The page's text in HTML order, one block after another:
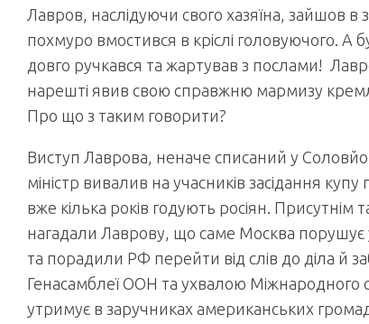
Лавров, наслідуючи свого хазяїна, зайшов в
похмуро вмостився в кріслі головуючого. А
довго ручкався та жартував з послами!
нарешті явив свою справжню мармизу
Про що з таким говорити?
Виступ Лаврова, неначе списаний у
міністр вивалив на учасників засідання
вже кілька років годують росіян. Присутнім
нагадали Лаврову, що саме Москва порушує
та порадили РФ перейти від слів до діла й
Генасамблеї ООН та ухвалою
утримує в заручниках американських